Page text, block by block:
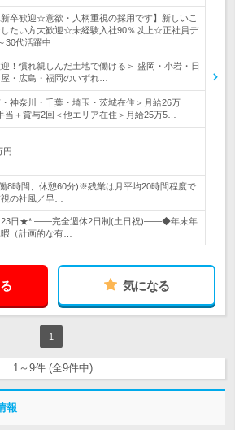
新卒歓迎☆意欲・人柄重視の採用です】新しいこ
したい方大歓迎☆未経験入社90％以上☆正社員デ
30代活躍中
！慣れ親しんだ土地で働ける＞ 盛岡・小岩・日
・広島・福岡のいずれ…
・神奈川・千葉・埼玉・茨城在住＞月給26万
当＋賞与2回＜他エリア在住＞月給25万5…
円
8時間、休憩60分)※残業は月平均20時間程度で
の社風／早…
日★*.――完全週休2日制(土日祝)――◆年末年
（計画的な有…
気になる
1
1～9件 (全9件中)
報